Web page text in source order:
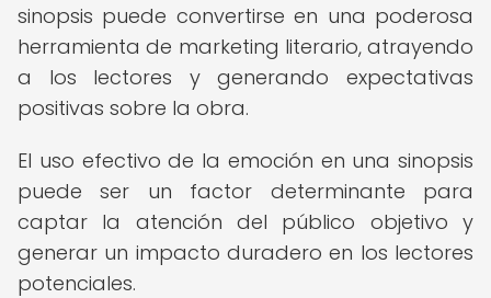
sinopsis puede convertirse en una poderosa
herramienta de marketing literario, atrayendo
a los lectores y generando expectativas
positivas sobre la obra.
El uso efectivo de la emoción en una sinopsis
puede ser un factor determinante para
captar la atención del público objetivo y
generar un impacto duradero en los lectores
potenciales.